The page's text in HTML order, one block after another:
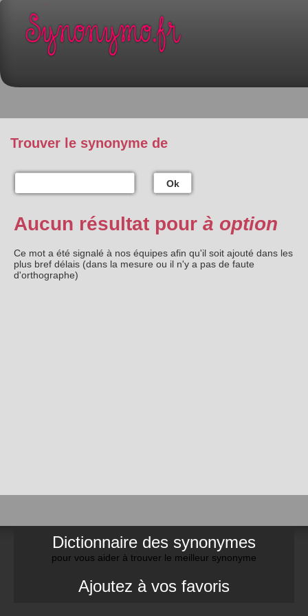
Trouver le synonyme de
Ok
Aucun résultat pour à option
Ce mot a été signalé à nos équipes afin qu'il soit ajouté dans les
plus bref délais (dans la mesure ou il n'y a pas de faute
d'orthographe)
Dictionnaire des synonymes
pour vous aider à trouver le meilleur synonyme
Ajoutez à vos favoris